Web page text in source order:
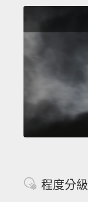
程度分級